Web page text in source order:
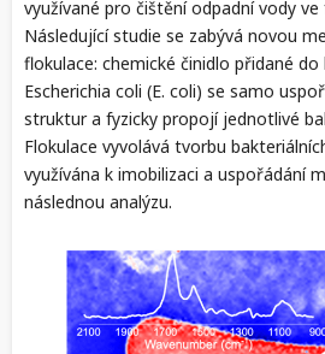
využívané pro čištění odpadní vody
Následující studie se zabývá novou
flokulace: chemické činidlo přidané
Escherichia coli (E. coli) se samo
struktur a fyzicky propojí jednotlivé
Flokulace vyvolává tvorbu
využívána k imobilizaci a uspořádání
následnou analýzu.